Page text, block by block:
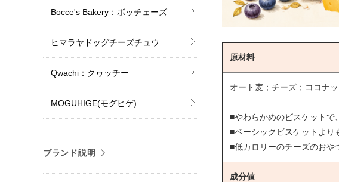
原材料
オート麦；チーズ；ココナ
■やわらかめのビスケットで
■ベーシックビスケットより
■低カロリーのチーズのおや
成分値
Bocce's Bakery：ボッチェーズ
ヒマラヤドッグチーズチュウ
Qwachi：クヮッチー
MOGUHIGE(モグヒゲ)
ブランド説明